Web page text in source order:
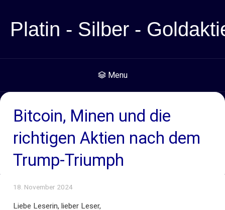
Platin - Silber -
Menu
Bitcoin, Minen und die
richtigen Aktien nach dem
Trump-Triumph
18. November 2024
Liebe Leserin, lieber Leser,